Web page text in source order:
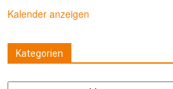
Kalender anzeigen
Kategorien
Kategorien